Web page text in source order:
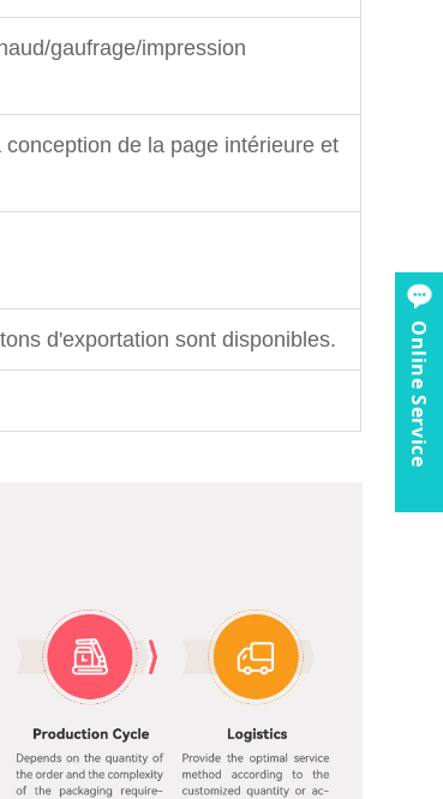
gaufrage/impression
de la page intérieure et
d'exportation sont disponibles. Online Service